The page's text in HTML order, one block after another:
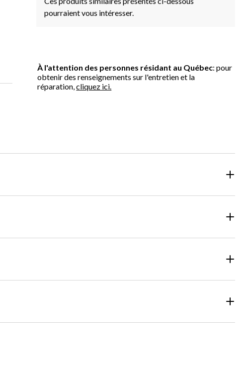
pourraient vous intéresser.
À l'attention des personnes résidant au Québec: pour
obtenir des renseignements sur l'entretien et la
réparation,cliquez ici.